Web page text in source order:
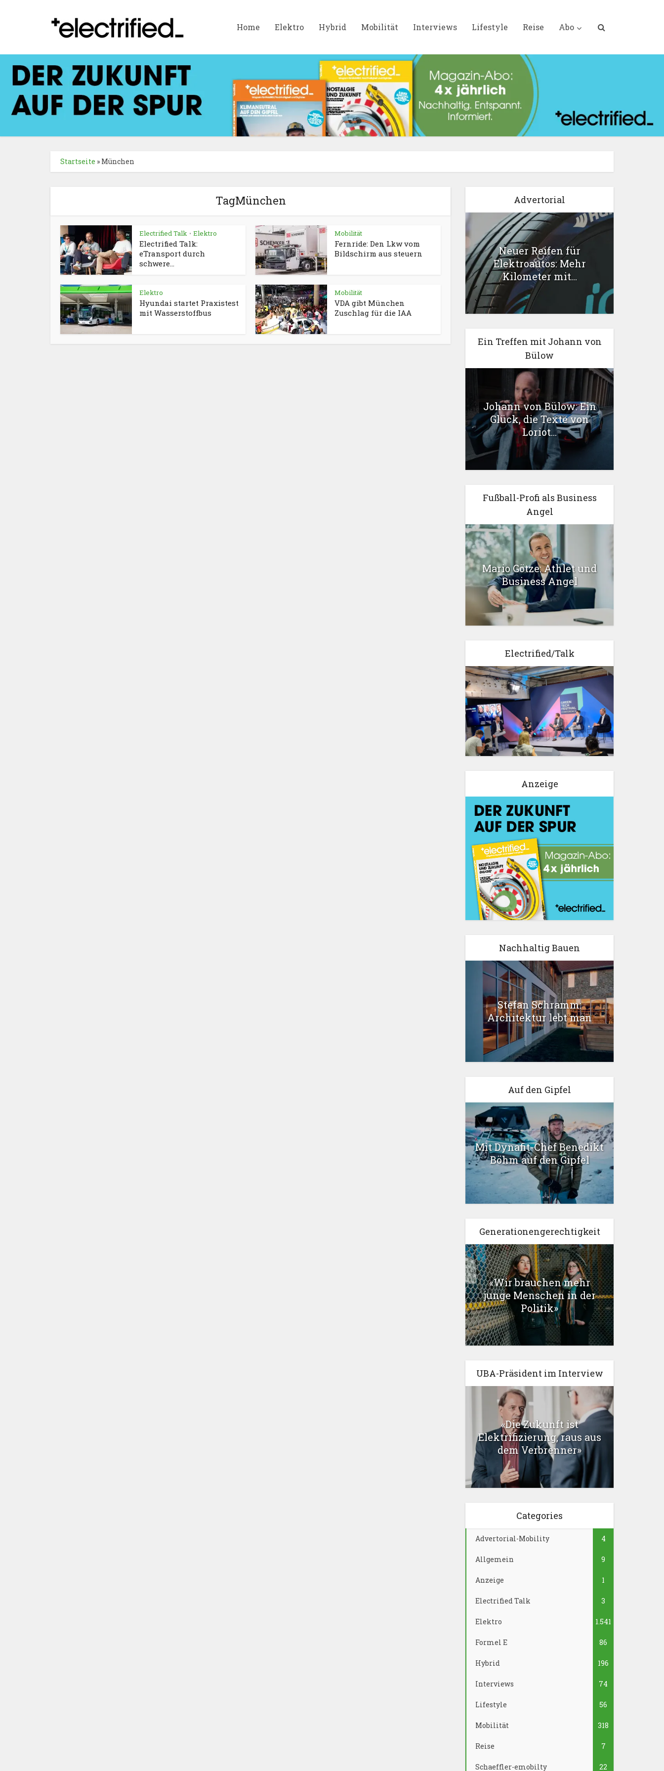
Home Elektro Hybrid Mobilität Interviews Lifestyle Reise Abo
Startseite » München
TagMünchen
Electrified Talk • Elektro
Electrified Talk:
eTransport durch
schwere...
Mobilität
Fernride: Den Lkw vom
Bildschirm aus steuern
Elektro
Hyundai startet Praxistest
mit Wasserstoffbus
Mobilität
VDA gibt München
Zuschlag für die IAA
Advertorial
Neuer Reifen für
Elektroautos: Mehr
Kilometer mit...
Ein Treffen mit Johann von
Bülow
Johann von Bülow: Ein
Glück, die Texte von
Loriot...
Fußball-Profi als Business
Angel
Mario Götze: Athlet und
Business Angel
Electrified/Talk
Anzeige
Nachhaltig Bauen
Stefan Schramm:
Architektur lebt man
Auf den Gipfel
Mit Dynafit-Chef Benedikt
Böhm auf den Gipfel
Generationengerechtigkeit
«Wir brauchen mehr
junge Menschen in der
Politik»
UBA-Präsident im Interview
«Die Zukunft ist
Elektrifizierung, raus aus
dem Verbrenner»
Categories
Advertorial-Mobility 4
Allgemein 9
Anzeige 1
Electrified Talk 3
Elektro 1.541
Formel E 86
Hybrid 196
Interviews 74
Lifestyle 56
Mobilität 318
Reise 7
Schaeffler-emobilty 22